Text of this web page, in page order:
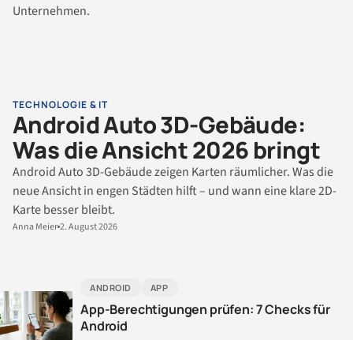
Unternehmen.
TECHNOLOGIE & IT
Android Auto 3D-Gebäude:
Was die Ansicht 2026 bringt
Android Auto 3D-Gebäude zeigen Karten räumlicher. Was die
neue Ansicht in engen Städten hilft – und wann eine klare 2D-
Karte besser bleibt.
Anna Meier2. August 2026
ANDROID APP
App-Berechtigungen prüfen: 7 Checks für
Android